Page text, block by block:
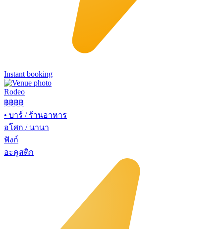
Instant booking
Rodeo
฿฿฿฿
• บาร์ / ร้านอาหาร
อโศก / นานา
ฟังก์
อะคูสติก